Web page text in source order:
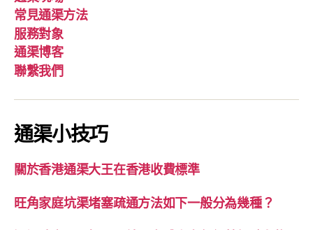
常見通渠方法
服務對象
通渠博客
聯繫我們
通渠小技巧
關於香港通渠大王在香港收費標準
旺角家庭坑渠堵塞疏通方法如下一般分為幾種？